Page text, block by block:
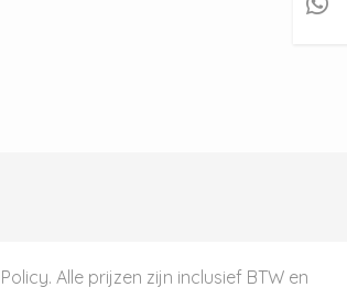
. Alle prijzen zijn inclusief BTW en